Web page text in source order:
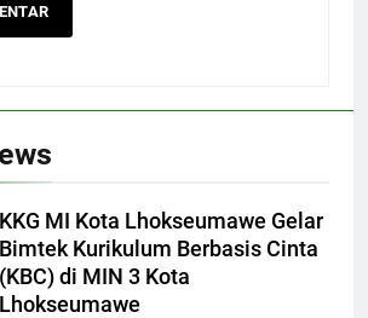
KKG MI Kota Lhokseumawe Gelar
Bimtek Kurikulum Berbasis Cinta
(KBC) di MIN 3 Kota
Lhokseumawe